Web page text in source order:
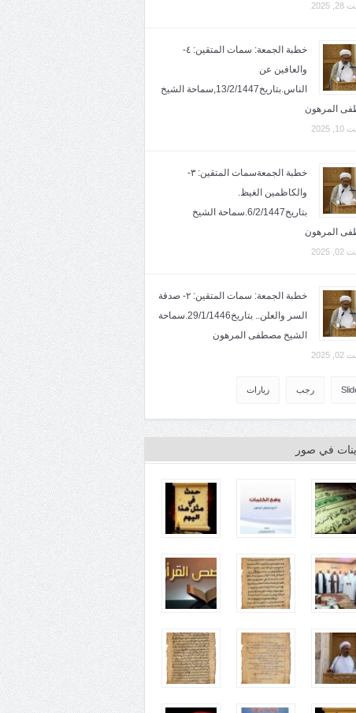
خطبة الجمعة: سمات المتقين: ٤-
والعافين عن
الناس.بتاريخ13/2/1447,سماحة الشيخ
المرهون
خطبة الجمعةسمات المتقين: ٣-
والكاظمين الغيظ.
بتاريخ6/2/1447.سماحة الشيخ
المرهون
خطبة الجمعة: سمات المتقين: ٢- صدقة
السر والعلن.. بتاريخ29/1/1446.سماحة
الشيخ مصطفى المرهون
رجب زيارات
في صور